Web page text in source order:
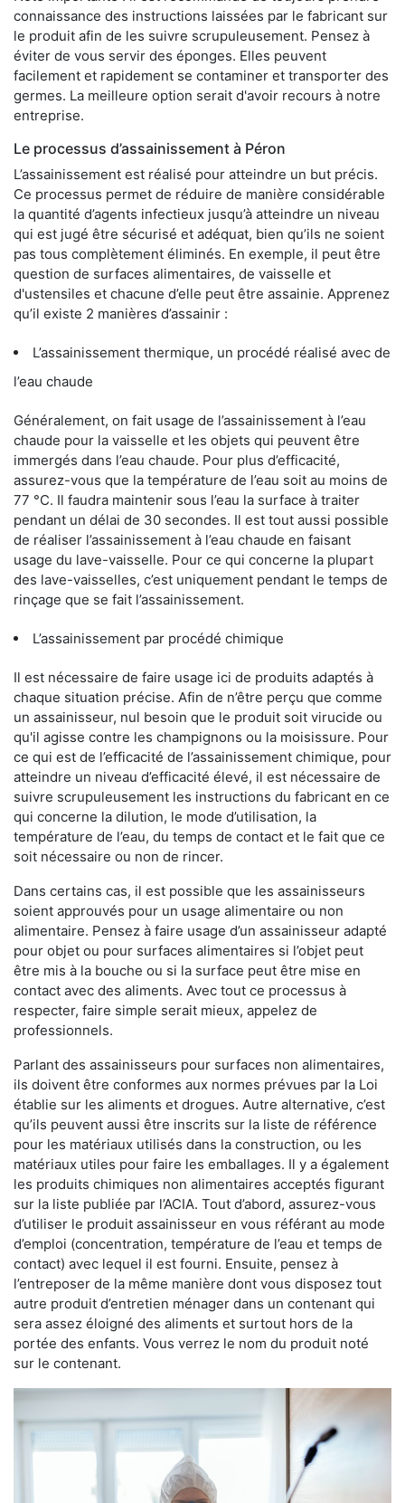
connaissance des instructions laissées par le fabricant sur
le produit afin de les suivre scrupuleusement. Pensez à
éviter de vous servir des éponges. Elles peuvent
facilement et rapidement se contaminer et transporter des
germes. La meilleure option serait d'avoir recours à notre
entreprise.
Le processus d’assainissement à Péron
L’assainissement est réalisé pour atteindre un but précis.
Ce processus permet de réduire de manière considérable
la quantité d’agents infectieux jusqu’à atteindre un niveau
qui est jugé être sécurisé et adéquat, bien qu’ils ne soient
pas tous complètement éliminés. En exemple, il peut être
question de surfaces alimentaires, de vaisselle et
d'ustensiles et chacune d’elle peut être assainie. Apprenez
qu’il existe 2 manières d’assainir :
L’assainissement thermique, un procédé réalisé avec de
l’eau chaude
Généralement, on fait usage de l’assainissement à l’eau
chaude pour la vaisselle et les objets qui peuvent être
immergés dans l’eau chaude. Pour plus d’efficacité,
assurez-vous que la température de l’eau soit au moins de
77 °C. Il faudra maintenir sous l’eau la surface à traiter
pendant un délai de 30 secondes. Il est tout aussi possible
de réaliser l’assainissement à l’eau chaude en faisant
usage du lave-vaisselle. Pour ce qui concerne la plupart
des lave-vaisselles, c’est uniquement pendant le temps de
rinçage que se fait l’assainissement.
L’assainissement par procédé chimique
Il est nécessaire de faire usage ici de produits adaptés à
chaque situation précise. Afin de n’être perçu que comme
un assainisseur, nul besoin que le produit soit virucide ou
qu'il agisse contre les champignons ou la moisissure. Pour
ce qui est de l’efficacité de l’assainissement chimique, pour
atteindre un niveau d’efficacité élevé, il est nécessaire de
suivre scrupuleusement les instructions du fabricant en ce
qui concerne la dilution, le mode d’utilisation, la
température de l’eau, du temps de contact et le fait que ce
soit nécessaire ou non de rincer.
Dans certains cas, il est possible que les assainisseurs
soient approuvés pour un usage alimentaire ou non
alimentaire. Pensez à faire usage d’un assainisseur adapté
pour objet ou pour surfaces alimentaires si l’objet peut
être mis à la bouche ou si la surface peut être mise en
contact avec des aliments. Avec tout ce processus à
respecter, faire simple serait mieux, appelez de
professionnels.
Parlant des assainisseurs pour surfaces non alimentaires,
ils doivent être conformes aux normes prévues par la Loi
établie sur les aliments et drogues. Autre alternative, c’est
qu’ils peuvent aussi être inscrits sur la liste de référence
pour les matériaux utilisés dans la construction, ou les
matériaux utiles pour faire les emballages. Il y a également
les produits chimiques non alimentaires acceptés figurant
sur la liste publiée par l’ACIA. Tout d’abord, assurez-vous
d’utiliser le produit assainisseur en vous référant au mode
d’emploi (concentration, température de l’eau et temps de
contact) avec lequel il est fourni. Ensuite, pensez à
l’entreposer de la même manière dont vous disposez tout
autre produit d’entretien ménager dans un contenant qui
sera assez éloigné des aliments et surtout hors de la
portée des enfants. Vous verrez le nom du produit noté
sur le contenant.